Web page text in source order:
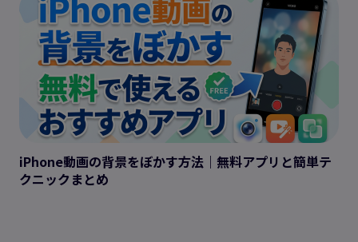
iPhone動画の背景をぼかす方法｜無料アプリと簡単テ
クニックまとめ